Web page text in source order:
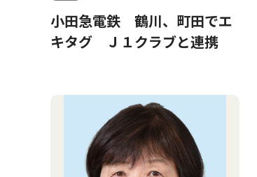
小田急電鉄 鶴川、町田でエ
キタグ Ｊ１クラブと連携